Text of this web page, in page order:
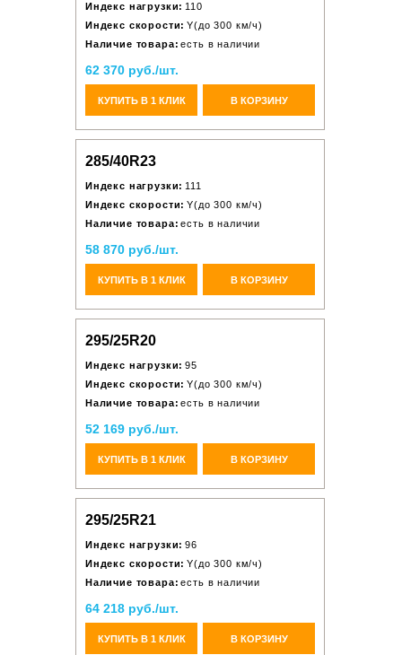
Индекс нагрузки: 110
Индекс скорости: Y(до 300 км/ч)
Наличие товара: есть в наличии
62 370 руб./шт.
КУПИТЬ В 1 КЛИК В КОРЗИНУ
285/40R23
Индекс нагрузки: 111
Индекс скорости: Y(до 300 км/ч)
Наличие товара: есть в наличии
58 870 руб./шт.
КУПИТЬ В 1 КЛИК В КОРЗИНУ
295/25R20
Индекс нагрузки: 95
Индекс скорости: Y(до 300 км/ч)
Наличие товара: есть в наличии
52 169 руб./шт.
КУПИТЬ В 1 КЛИК В КОРЗИНУ
295/25R21
Индекс нагрузки: 96
Индекс скорости: Y(до 300 км/ч)
Наличие товара: есть в наличии
64 218 руб./шт.
КУПИТЬ В 1 КЛИК В КОРЗИНУ